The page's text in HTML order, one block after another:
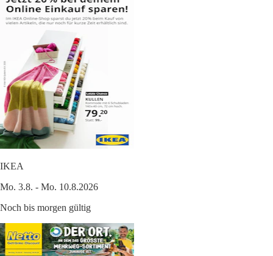
IKEA
Mo. 3.8. - Mo. 10.8.2026
Noch bis morgen gültig